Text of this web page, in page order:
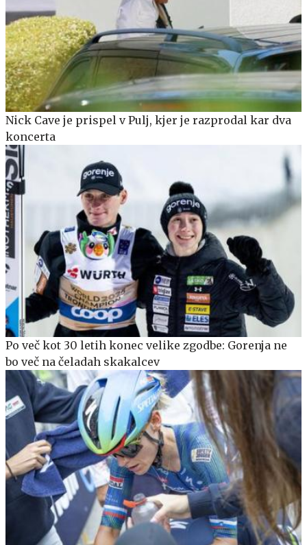
Nick Cave je prispel v Pulj, kjer je razprodal kar dva
koncerta
Po več kot 30 letih konec velike zgodbe: Gorenja ne
bo več na čeladah skakalcev